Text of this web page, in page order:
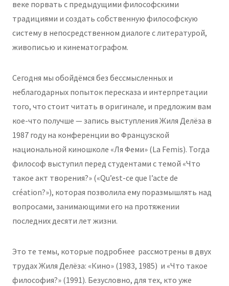
веке порвать с предыдущими философскими
традициями и создать собственную философскую
систему в непосредственном диалоге с литературой,
живописью и кинематографом.
Сегодня мы обойдёмся без бессмысленных и
неблагодарных попыток пересказа и интерпретации
того, что стоит читать в оригинале, и предложим вам
кое-что получше — запись выступления Жиля Делёза в
1987 году на конференции во Французской
национальной киношколе «Ля Феми» (La Femis). Тогда
философ выступил перед студентами с темой «Что
такое акт творения?» («Qu’est-ce que l’acte de
création?»), которая позволила ему поразмышлять над
вопросами, занимающими его на протяжении
последних десяти лет жизни.
Это те темы, которые подробнее рассмотрены в двух
трудах Жиля Делёза: «Кино» (1983, 1985) и «Что такое
философия?» (1991). Безусловно, для тех, кто уже